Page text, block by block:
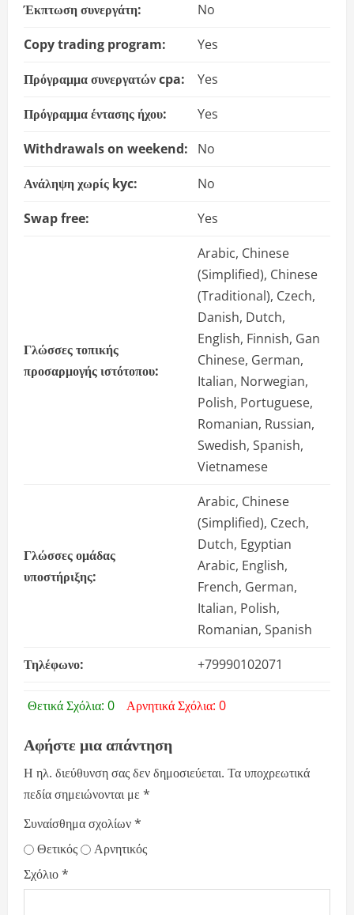
Έκπτωση συνεργάτη:
No
Copy trading program:
Yes
Πρόγραμμα συνεργατών cpa:
Yes
Πρόγραμμα έντασης ήχου:
Yes
Withdrawals on weekend:
No
Ανάληψη χωρίς kyc:
No
Swap free:
Yes
Γλώσσες τοπικής
προσαρμογής ιστότοπου:
Arabic, Chinese
(Simplified), Chinese
(Traditional), Czech,
Danish, Dutch,
English, Finnish, Gan
Chinese, German,
Italian, Norwegian,
Polish, Portuguese,
Romanian, Russian,
Swedish, Spanish,
Vietnamese
Γλώσσες ομάδας
υποστήριξης:
Arabic, Chinese
(Simplified), Czech,
Dutch, Egyptian
Arabic, English,
French, German,
Italian, Polish,
Romanian, Spanish
Τηλέφωνο:
+79990102071
Θετικά Σχόλια: 0 Αρνητικά Σχόλια: 0
Αφήστε μια απάντηση
Η ηλ. διεύθυνση σας δεν δημοσιεύεται. Τα υποχρεωτικά
πεδία σημειώνονται με *
Συναίσθημα σχολίων*
Θετικός
Αρνητικός
Σχόλιο*